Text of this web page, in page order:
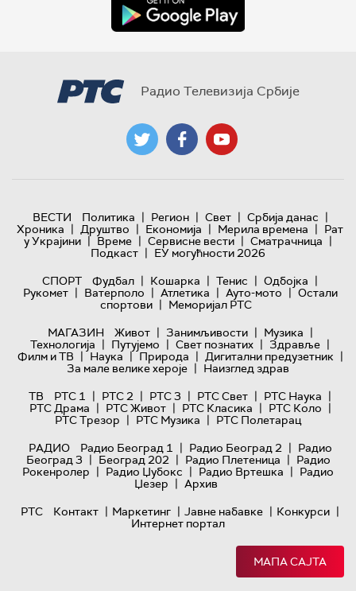
Радио Телевизија Србије
ВЕСТИ Политика | Регион | Свет | Србија данас |
Хроника | Друштво | Економија | Мерила времена | Рат
у Украјини | Време | Сервисне вести | Сматрачница |
Подкаст | ЕУ могућности 2026
СПОРТ
Фудбал | Кошарка | Тенис | Одбојка |
Рукомет | Ватерполо | Атлетика | Ауто-мото | Остали
спортови | Меморијал РТС
МАГАЗИН
Живот | Занимљивости | Музика |
Технологијa | Путујемо | Свет познатих | Здравље |
Филм и ТВ | Наука | Природа | Дигитални предузетник |
За мале велике хероје | Наизглед здрав
ТВ
РТС 1 | РТС 2 | РТС 3 | РТС Свет | РТС Наука |
РТС Драма | РТС Живот | РТС Класика | РТС Коло |
РТС Трезор | РТС Музика | РТС Полетарац
РАДИО
Радио Београд 1 | Радио Београд 2 | Радио
Београд 3 | Београд 202 | Радио Плетеница | Радио
Рокенролер | Радио Џубокс | Радио Вртешка | Радио
Џезер | Архив
РТС
Контакт | Маркетинг | Јавне набавке | Конкурси |
Интернет портал
МАПА САЈТА